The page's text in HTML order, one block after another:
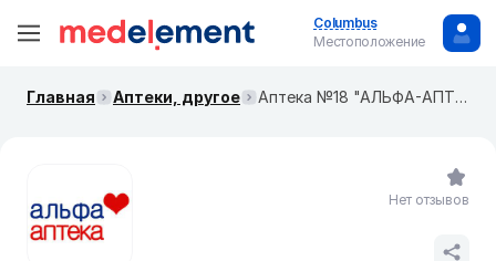
Columbus
Местоположение
Главная Аптеки, другое Аптека №18 "АЛЬФА-АПТЕКА"
Нет отзывов